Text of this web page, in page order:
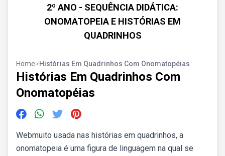
2º ANO - SEQUÊNCIA DIDÁTICA:
ONOMATOPEIA E HISTÓRIAS EM
QUADRINHOS
Home>Histórias Em Quadrinhos Com Onomatopéias
Histórias Em Quadrinhos Com
Onomatopéias
Webmuito usada nas histórias em quadrinhos, a
onomatopeia é uma figura de linguagem na qual se